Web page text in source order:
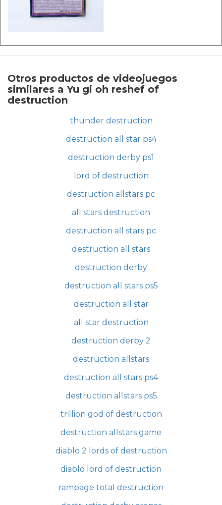
Otros productos de videojuegos
similares a Yu gi oh reshef of
destruction
thunder destruction
destruction all star ps4
destruction derby ps1
lord of destruction
destruction allstars pc
all stars destruction
destruction all stars pc
destruction all stars
destruction derby
destruction all stars ps5
destruction all star
all star destruction
destruction derby 2
destruction allstars
destruction all stars ps4
destruction allstars ps5
trillion god of destruction
destruction allstars game
diablo 2 lords of destruction
diablo lord of destruction
rampage total destruction